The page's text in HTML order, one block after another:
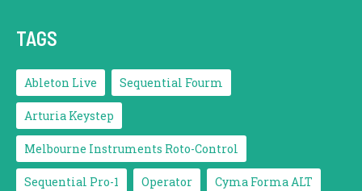
TAGS
Ableton Live Sequential Fourm
Arturia Keystep
Melbourne Instruments Roto-Control
Sequential Pro-1 Operator Cyma Forma ALT